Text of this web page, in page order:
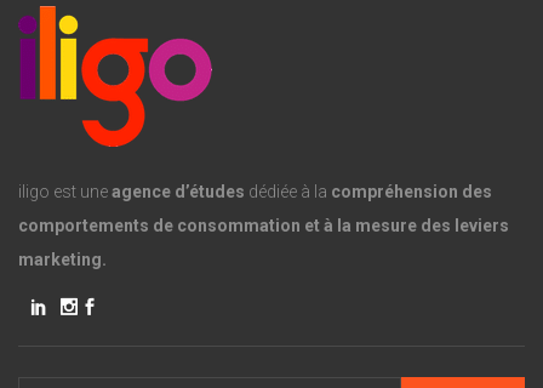
iligo est uneagence d’études dédiée à la compréhension des
comportements de consommation et à la mesure des leviers
marketing.